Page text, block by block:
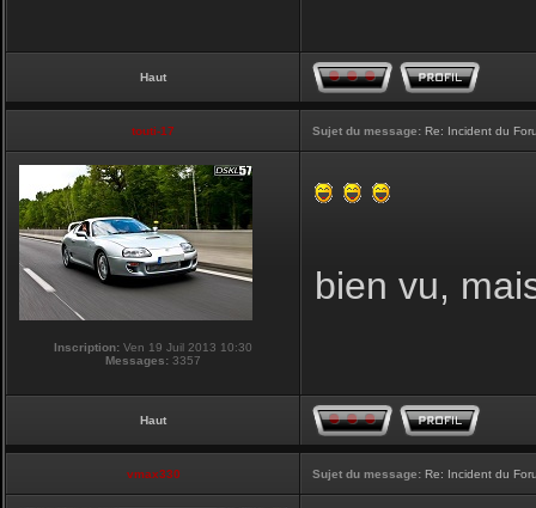
Haut
touti-17 Sujet du message: Re: Incident du
Inscription: Ven 19 Juil 2013 10:30
Messages: 3357
bien vu,
Haut
vmax330 Sujet du message: Re: Incident du